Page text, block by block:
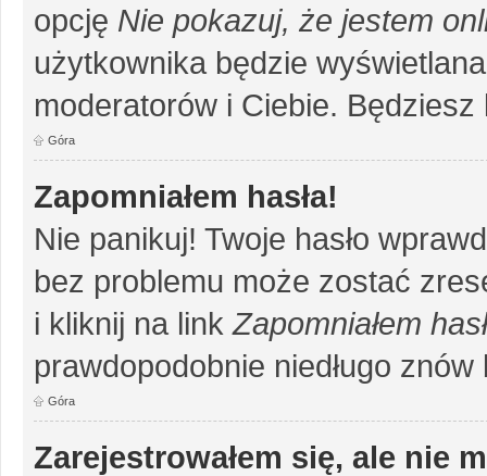
opcję Nie pokazuj, że jestem
użytkownika będzie
moderatorów i Ciebie.
Góra
Zapomniałem hasła!
Nie panikuj! Twoje hasło
bez problemu może zostać
i kliknij na link Zapomniałem
prawdopodobnie niedługo
Góra
Zarejestrowałem się, ale nie